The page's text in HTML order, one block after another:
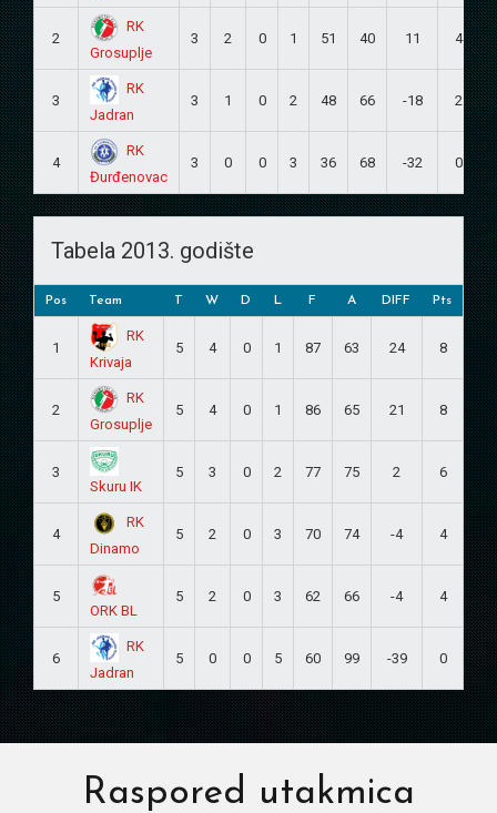
2
RK
Grosuplje
3 2 0 1 51 40 11 4
3
RK
Jadran
3 1 0 2 48 66 -18 2
4
RK
Đurđenovac
3 0 0 3 36 68 -32 0
Tabela 2013. godište
Pos Team T W D L F A DIFF Pts
1
RK
Krivaja
5 4 0 1 87 63 24 8
2
RK
Grosuplje
5 4 0 1 86 65 21 8
3
Skuru IK
5 3 0 2 77 75 2 6
4
RK
Dinamo
5 2 0 3 70 74 -4 4
5
ORK BL
5 2 0 3 62 66 -4 4
6
RK
Jadran
5 0 0 5 60 99 -39 0
Raspored utakmica